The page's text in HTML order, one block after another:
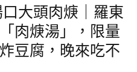
大頭肉焿｜羅東
肉焿湯」，限量
豆腐，晚來吃不